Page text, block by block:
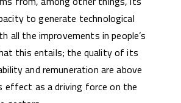
to generate technological
all the improvements in people’s
this entails; the quality of its
and remuneration are above
effect as a driving force on the